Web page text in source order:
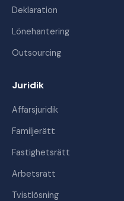
Deklaration
Lönehantering
Outsourcing
Juridik
Affärsjuridik
Familjerätt
Fastighetsrätt
Arbetsrätt
Tvistlösning